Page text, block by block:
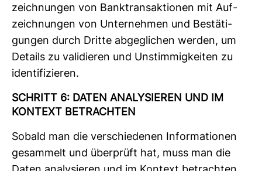
zeich­nungen von Bank­trans­ak­tionen mit Auf­
zeich­nungen von Unter­nehmen und Bestä­ti­
gungen durch Dritte abge­gli­chen werden, um
Details zu vali­dieren und Unstim­mig­keiten zu
iden­ti­fi­zieren.
SCHRITT 6: DATEN ANA­LY­SIEREN UND IM
KON­TEXT BETRACHTEN
Sobald man die ver­schie­denen Infor­ma­tionen
gesam­melt und über­prüft hat, muss man die